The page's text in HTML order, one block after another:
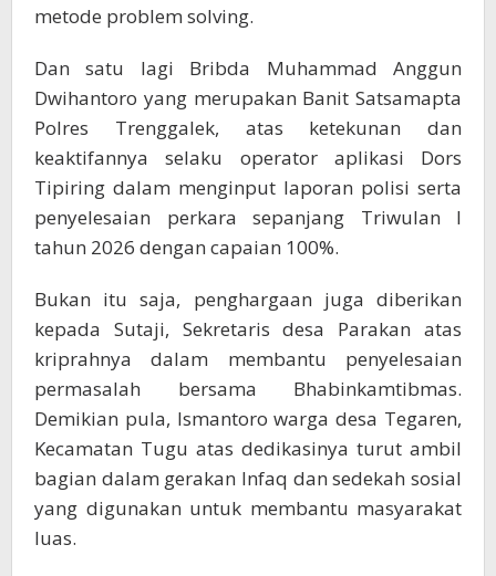
metode problem solving.
Dan satu lagi Bribda Muhammad Anggun
Dwihantoro yang merupakan Banit Satsamapta
Polres Trenggalek, atas ketekunan dan
keaktifannya selaku operator aplikasi Dors
Tipiring dalam menginput laporan polisi serta
penyelesaian perkara sepanjang Triwulan I
tahun 2026 dengan capaian 100%.
Bukan itu saja, penghargaan juga diberikan
kepada Sutaji, Sekretaris desa Parakan atas
kriprahnya dalam membantu penyelesaian
permasalah bersama Bhabinkamtibmas.
Demikian pula, Ismantoro warga desa Tegaren,
Kecamatan Tugu atas dedikasinya turut ambil
bagian dalam gerakan Infaq dan sedekah sosial
yang digunakan untuk membantu masyarakat
luas.